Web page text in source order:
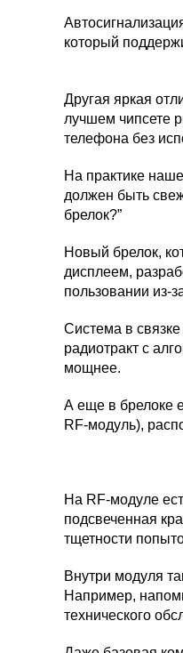
который
Другая яркая
лучшем чипсете
телефона без
На практике
должен быть
брелок?”
Новый брелок,
дисплеем,
пользовании из-
Система в
радиотракт с
мощнее.
А еще в брелоке
RF-модуль),
На RF-модуле
подсвеченная
тщетности
Внутри модуля
Например,
технического